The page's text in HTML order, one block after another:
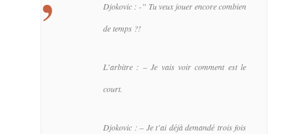
Djokovic : -” Tu veux jouer encore combien
de temps ?!
L’arbitre : – Je vais voir comment est le
court.
Djokovic : – Je t’ai déjà demandé trois fois